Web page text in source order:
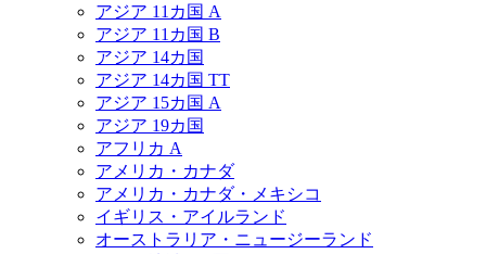
アジア 11カ国 A
アジア 11カ国 B
アジア 14カ国
アジア 14カ国 TT
アジア 15カ国 A
アジア 19カ国
アフリカ A
アメリカ・カナダ
アメリカ・カナダ・メキシコ
イギリス・アイルランド
オーストラリア・ニュージーランド